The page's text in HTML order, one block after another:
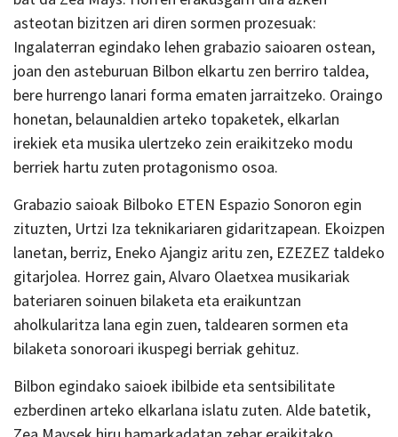
asteotan bizitzen ari diren sormen prozesuak:
Ingalaterran egindako lehen grabazio saioaren ostean,
joan den asteburuan Bilbon elkartu zen berriro taldea,
bere hurrengo lanari forma ematen jarraitzeko. Oraingo
honetan, belaunaldien arteko topaketek, elkarlan
irekiek eta musika ulertzeko zein eraikitzeko modu
berriek hartu zuten protagonismo osoa.
Grabazio saioak Bilboko ETEN Espazio Sonoron egin
zituzten, Urtzi Iza teknikariaren gidaritzapean. Ekoizpen
lanetan, berriz, Eneko Ajangiz aritu zen, EZEZEZ taldeko
gitarjolea. Horrez gain, Alvaro Olaetxea musikariak
bateriaren soinuen bilaketa eta eraikuntzan
aholkularitza lana egin zuen, taldearen sormen eta
bilaketa sonoroari ikuspegi berriak gehituz.
Bilbon egindako saioek ibilbide eta sentsibilitate
ezberdinen arteko elkarlana islatu zuten. Alde batetik,